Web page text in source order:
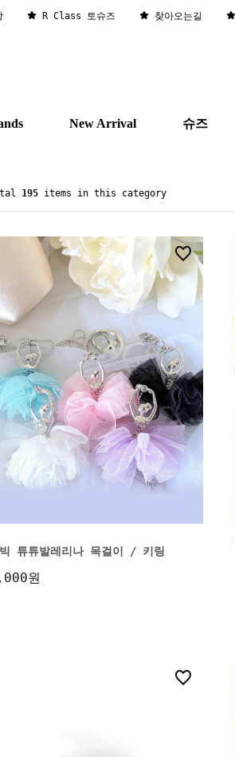
R Class 토슈즈 찾아오는길
New Arrival 슈즈
195items in this category
4
튜튜발레리나 목걸이 / 키링
원